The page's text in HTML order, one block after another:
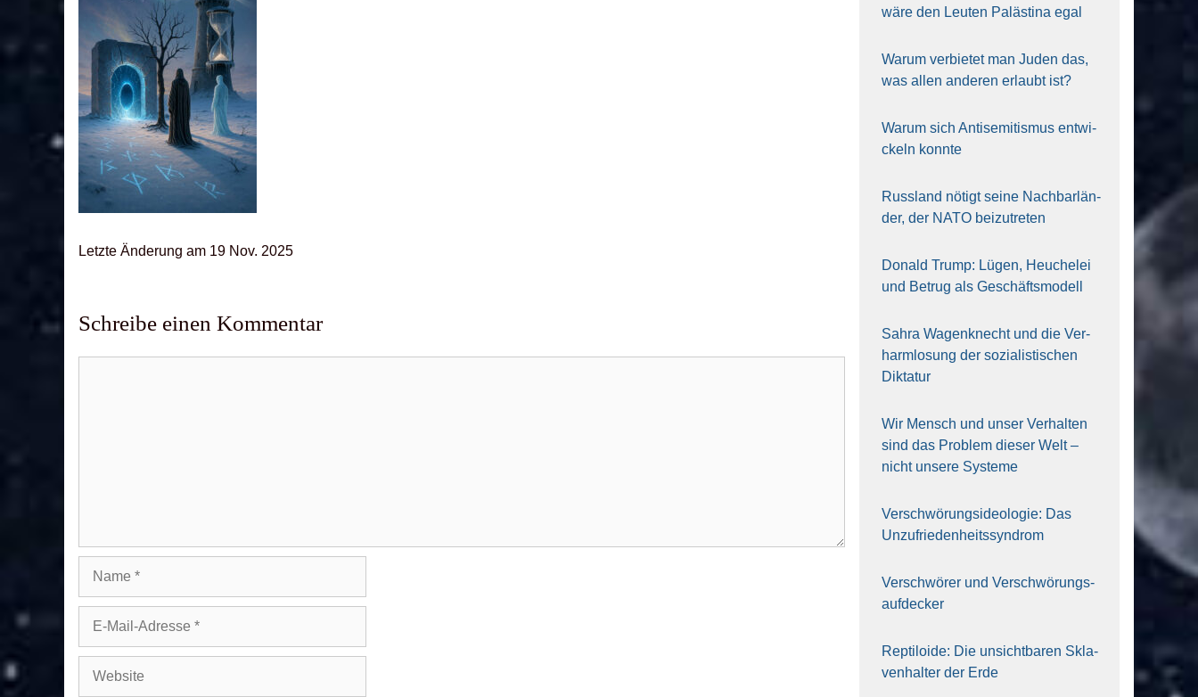
Letz­te Ände­rung am 19 Nov. 2025
Schreibe einen Kommentar
Adresse
wäre den Leu­ten Paläs­ti­na egal
War­um ver­bie­tet man Juden das,
was allen ande­ren erlaubt ist?
War­um sich Anti­se­mi­tis­mus ent­wi­
ckeln konn­te
Russ­land nötigt sei­ne Nach­bar­län­
der, der NATO bei­zu­tre­ten
Donald Trump: Lügen, Heu­che­lei
und Betrug als Geschäfts­mo­dell
Sahra Wagen­knecht und die Ver­
harm­lo­sung der sozia­lis­ti­schen
Dik­ta­tur
Wir Mensch und unser Ver­hal­ten
sind das Pro­blem die­ser Welt –
nicht unse­re Sys‍te‍me
Ver­schwö­rungs­ideo­lo­gie: Das
Unzufrieden­heitssyndrom
Ver­schwö­rer und Verschwörungs­
aufdecker
Rep­ti­lo­ide: Die unsicht­ba­ren Skla­
ven­hal­ter der Erde